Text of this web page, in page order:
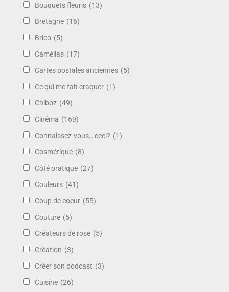
Bouquets fleuris (13)
Bretagne (16)
Brico (5)
Camélias (17)
Cartes postales anciennes (5)
Ce qui me fait craquer (1)
Chiboz (49)
Cinéma (169)
Connaissez-vous.. ceci? (1)
Cosmétique (8)
Côté pratique (27)
Couleurs (41)
Coup de coeur (55)
Couture (5)
Créateurs de rose (5)
Création (3)
Créer son podcast (3)
Cuisine (26)